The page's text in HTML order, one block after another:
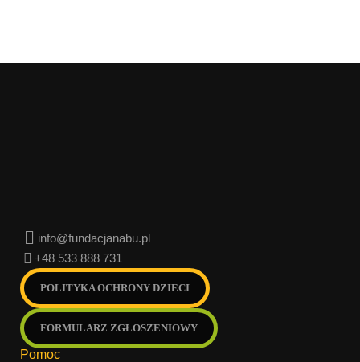
info@fundacjanabu.pl
+48 533 888 731
POLITYKA OCHRONY DZIECI
FORMULARZ ZGŁOSZENIOWY
Pomoc